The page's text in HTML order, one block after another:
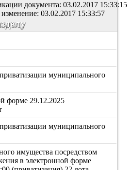
документа: 03.02.2017 15:33:15
03.02.2017 15:33:57
муниципального
форме 29.12.2025
муниципального
имущества посредством
в электронной форме